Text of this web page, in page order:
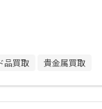
品買取 貴金属買取